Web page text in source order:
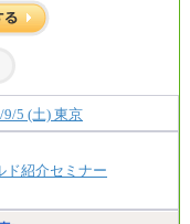
す。
種手当が支給されま
ざいません
9/5 (土) 東京
ド紹介セミナー